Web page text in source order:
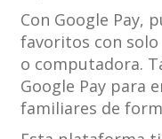
Con Google Pay,
favoritos con
o computadora.
Google Pay para
familiares de